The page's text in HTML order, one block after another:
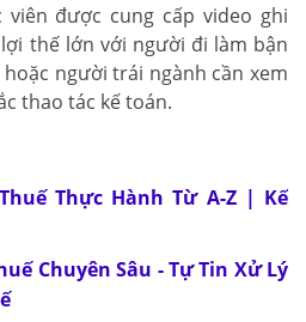
được cung cấp video ghi
thế lớn với người đi làm bận
người trái ngành cần xem
thao tác kế toán.
Thực Hành Từ A-Z | Kế
Chuyên Sâu - Tự Tin Xử Lý